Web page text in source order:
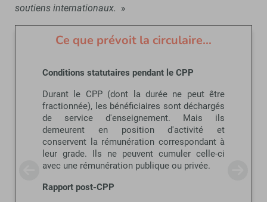
soutiens internationaux. »
Ce que prévoit la circulaire…
Conditions statutaires pendant le CPP
Durant le CPP (dont la durée ne peut être
fractionnée), les bénéficiaires sont déchargés
de service d'enseignement. Mais ils
demeurent en position d'activité et
conservent la rémunération correspondant à
leur grade. Ils ne peuvent cumuler celle-ci
avec une rémunération publique ou privée.
Rapport post-CPP